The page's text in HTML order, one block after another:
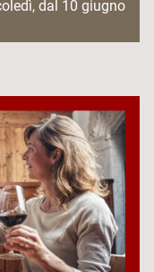
dal 10 giugno